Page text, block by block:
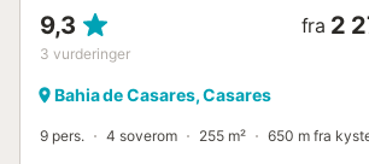
9,3
3 vurderinger
fra 2
Bahia de Casares, Casares
9 pers. 4 soverom 255 m² 650 m fra